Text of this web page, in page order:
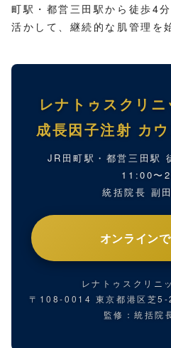
町駅・都営三田駅から徒歩4
活かして、継続的な肌管理を
レナトゥスクリ
成長因子注射 カ
JR田町駅・都営三田駅
11:00〜
統括院長 副
オンライン
レナトゥスクリニ
〒108-0014 東京都港区芝
監修：統括院